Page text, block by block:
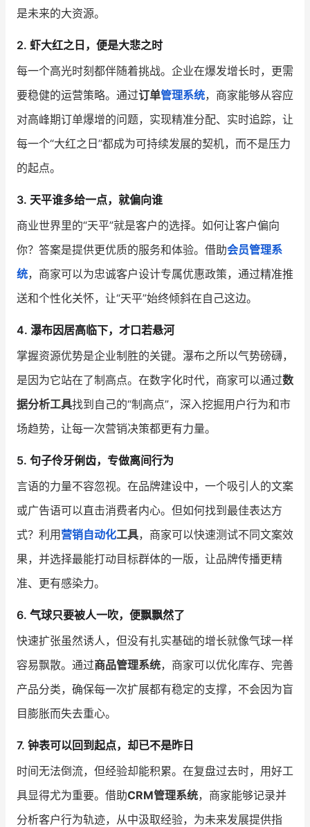
入驻有赞 认证代理商
有赞云 数据通服务
是未来的大资源。
2. 虾大红之日，便是大悲之时
每一个高光时刻都伴随着挑战。企业在爆发增长时，更需
要稳健的运营策略。通过订单管理系统，商家能够从容应
对高峰期订单爆增的问题，实现精准分配、实时追踪，让
每一个“大红之日”都成为可持续发展的契机，而不是压力
的起点。
3. 天平谁多给一点，就偏向谁
商业世界里的“天平”就是客户的选择。如何让客户偏向
你？答案是提供更优质的服务和体验。借助会员管理系
统，商家可以为忠诚客户设计专属优惠政策，通过精准推
送和个性化关怀，让“天平”始终倾斜在自己这边。
4. 瀑布因居高临下，才口若悬河
掌握资源优势是企业制胜的关键。瀑布之所以气势磅礴，
是因为它站在了制高点。在数字化时代，商家可以通过数
据分析工具找到自己的“制高点”，深入挖掘用户行为和市
场趋势，让每一次营销决策都更有力量。
5. 句子伶牙俐齿，专做离间行为
言语的力量不容忽视。在品牌建设中，一个吸引人的文案
或广告语可以直击消费者内心。但如何找到最佳表达方
式？利用 营销自动化工具，商家可以快速测试不同文案效
果，并选择最能打动目标群体的一版，让品牌传播更精
准、更有感染力。
6. 气球只要被人一吹，便飘飘然了
快速扩张虽然诱人，但没有扎实基础的增长就像气球一样
容易飘散。通过商品管理系统，商家可以优化库存、完善
产品分类，确保每一次扩展都有稳定的支撑，不会因为盲
目膨胀而失去重心。
7. 钟表可以回到起点，却已不是昨日
时间无法倒流，但经验却能积累。在复盘过去时，用好工
具显得尤为重要。借助CRM管理系统，商家能够记录并
分析客户行为轨迹，从中汲取经验，为未来发展提供指